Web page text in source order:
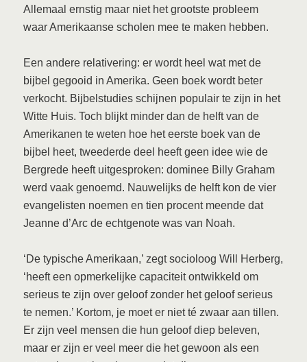
Allemaal ernstig maar niet het grootste probleem
waar Amerikaanse scholen mee te maken hebben.
Een andere relativering: er wordt heel wat met de
bijbel gegooid in Amerika. Geen boek wordt beter
verkocht. Bijbelstudies schijnen populair te zijn in het
Witte Huis. Toch blijkt minder dan de helft van de
Amerikanen te weten hoe het eerste boek van de
bijbel heet, tweederde deel heeft geen idee wie de
Bergrede heeft uitgesproken: dominee Billy Graham
werd vaak genoemd. Nauwelijks de helft kon de vier
evangelisten noemen en tien procent meende dat
Jeanne d’Arc de echtgenote was van Noah.
‘De typische Amerikaan,’ zegt socioloog Will Herberg,
‘heeft een opmerkelijke capaciteit ontwikkeld om
serieus te zijn over geloof zonder het geloof serieus
te nemen.’ Kortom, je moet er niet té zwaar aan tillen.
Er zijn veel mensen die hun geloof diep beleven,
maar er zijn er veel meer die het gewoon als een